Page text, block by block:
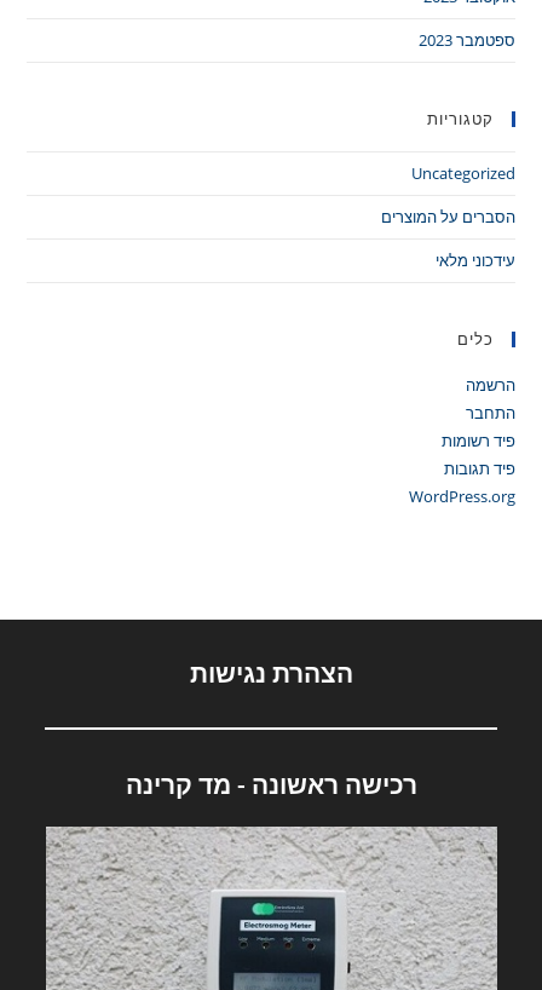
ספטמבר 2023
קטגוריות
Uncategorized
הסברים על המוצרים
עידכוני מלאי
כלים
הרשמה
התחבר
פיד רשומות
פיד תגובות
WordPress.org
הצהרת נגישות
רכישה ראשונה - מד קרינה